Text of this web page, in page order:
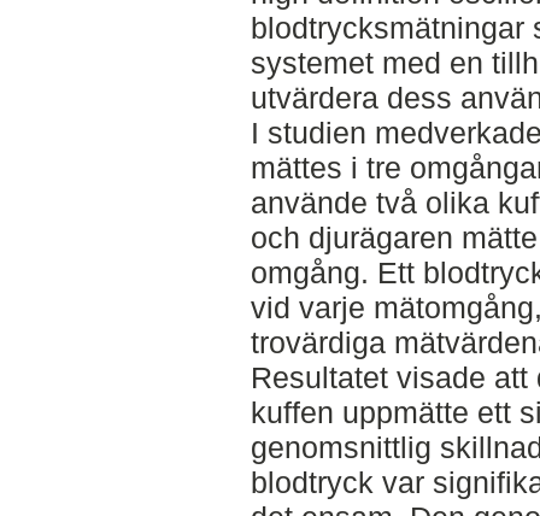
blodtrycksmätningar
systemet med en
utvärdera dess
I studien
mättes i tre
använde två olika
och djurägaren
omgång. Ett
vid varje
trovärdiga
Resultatet visade att
kuffen uppmätte ett
genomsnittlig
blodtryck var